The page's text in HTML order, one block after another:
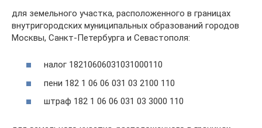
для земельного участка, расположенного в границах
внутригородских муниципальных образований городов
Москвы, Санкт-Петербурга и Севастополя:
налог 18210606031031000110
пени 182 1 06 06 031 03 2100 110
штраф 182 1 06 06 031 03 3000 110